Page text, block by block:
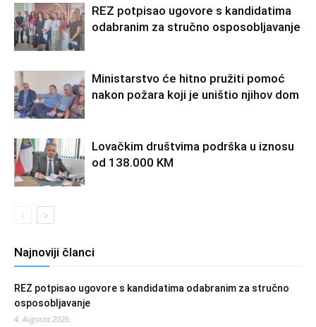
REZ potpisao ugovore s kandidatima
odabranim za stručno osposobljavanje
Ministarstvo će hitno pružiti pomoć
nakon požara koji je uništio njihov dom
Lovačkim društvima podrška u iznosu
od 138.000 KM
Najnoviji članci
REZ potpisao ugovore s kandidatima odabranim za stručno
osposobljavanje
4. Augusta 2026.